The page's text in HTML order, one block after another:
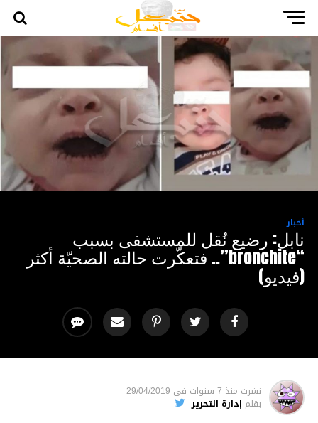
أخبار
نابل: رضيع نُقل للمستشفى بسبب
“bronchite”.. فتعكّرت حالته الصحيّة أكثر
(فيديو)
نشرت منذ 7 سنوات فى 29/04/2019
بقلم إدارة التحرير